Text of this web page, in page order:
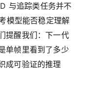
与追踪类任务并不
模型能否稳定理解
提醒我们：下一代
单帧里看到了多少
成可验证的推理